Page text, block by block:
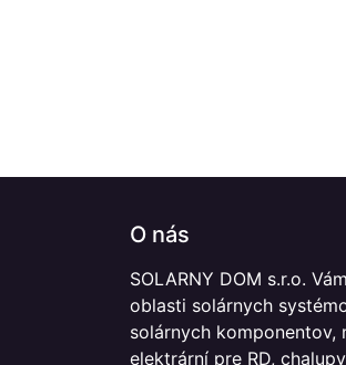
O nás
SOLARNY DOM s.r.o.
oblasti solárnych
solárnych komponentov,
elektrární pre RD,